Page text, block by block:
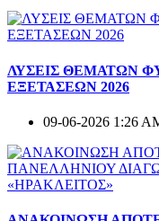
ΛΥΣΕΙΣ ΘΕΜΑΤΩΝ
ΕΞΕΤΑΣΕΩΝ 2026
09-06-2026 1:26